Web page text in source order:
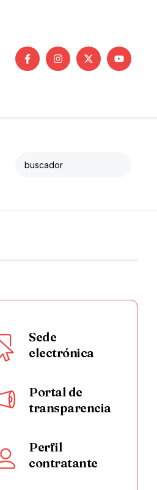
Sede
electrónica
Portal de
transparencia
Perfil
contratante